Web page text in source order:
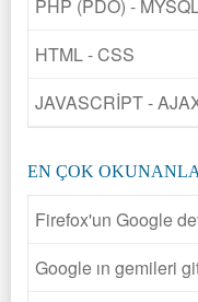
PHP (PDO) -
HTML - CSS
JAVASCRİPT -
EN ÇOK
Firefox'un Google
Google ın gemileri